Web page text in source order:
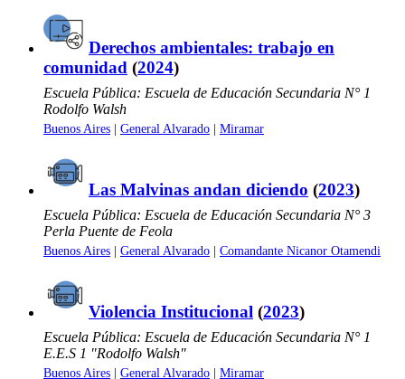
Derechos ambientales: trabajo en
comunidad (2024)
Escuela Pública: Escuela de Educación Secundaria N° 1
Rodolfo Walsh
Buenos Aires | General Alvarado | Miramar
Las Malvinas andan diciendo (2023)
Escuela Pública: Escuela de Educación Secundaria N° 3
Perla Puente de Feola
Buenos Aires | General Alvarado | Comandante Nicanor Otamendi
Violencia Institucional (2023)
Escuela Pública: Escuela de Educación Secundaria N° 1
E.E.S 1 "Rodolfo Walsh"
Buenos Aires | General Alvarado | Miramar